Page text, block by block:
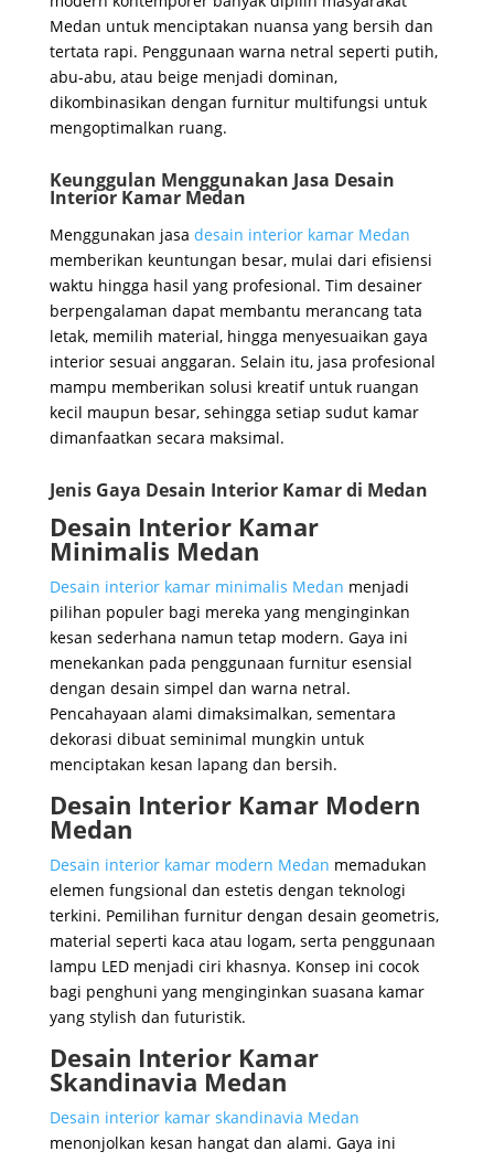
Medan untuk menciptakan nuansa yang bersih dan
tertata rapi. Penggunaan warna netral seperti putih,
abu-abu, atau beige menjadi dominan,
dikombinasikan dengan furnitur multifungsi untuk
mengoptimalkan ruang.
Keunggulan Menggunakan Jasa Desain
Interior Kamar Medan
Menggunakan jasa desain interior kamar Medan
memberikan keuntungan besar, mulai dari efisiensi
waktu hingga hasil yang profesional. Tim desainer
berpengalaman dapat membantu merancang tata
letak, memilih material, hingga menyesuaikan gaya
interior sesuai anggaran. Selain itu, jasa profesional
mampu memberikan solusi kreatif untuk ruangan
kecil maupun besar, sehingga setiap sudut kamar
dimanfaatkan secara maksimal.
Jenis Gaya Desain Interior Kamar di Medan
Desain Interior Kamar
Minimalis Medan
Desain interior kamar minimalis Medan menjadi
pilihan populer bagi mereka yang menginginkan
kesan sederhana namun tetap modern. Gaya ini
menekankan pada penggunaan furnitur esensial
dengan desain simpel dan warna netral.
Pencahayaan alami dimaksimalkan, sementara
dekorasi dibuat seminimal mungkin untuk
menciptakan kesan lapang dan bersih.
Desain Interior Kamar Modern
Medan
Desain interior kamar modern Medan memadukan
elemen fungsional dan estetis dengan teknologi
terkini. Pemilihan furnitur dengan desain geometris,
material seperti kaca atau logam, serta penggunaan
lampu LED menjadi ciri khasnya. Konsep ini cocok
bagi penghuni yang menginginkan suasana kamar
yang stylish dan futuristik.
Desain Interior Kamar
Skandinavia Medan
Desain interior kamar skandinavia Medan
menonjolkan kesan hangat dan alami. Gaya ini